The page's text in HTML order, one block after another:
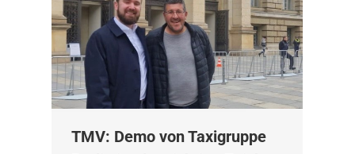
TMV: Demo von Taxigruppe